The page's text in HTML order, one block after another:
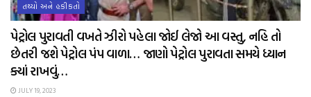
તથ્યો અને હકીકતો
પેટ્રોલ પુરાવતી વખતે ઝીરો પહેલા જોઈ લેજો આ વસ્તુ, નહિ તો
છેતરી જશે પેટ્રોલ પંપ વાળા… જાણો પેટ્રોલ પુરાવતા સમયે ધ્યાન
ક્યાં રાખવું…
JULY 19, 2023